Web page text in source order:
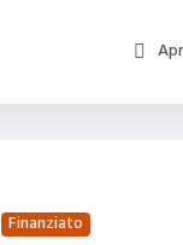
Finanziato